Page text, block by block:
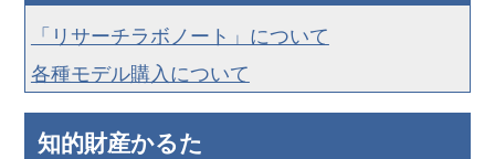
「リサーチラボノート」について
各種モデル購入について
知的財産かるた